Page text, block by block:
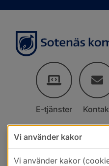
E-tjänster
Vi använder kakor
Vi använder kakor